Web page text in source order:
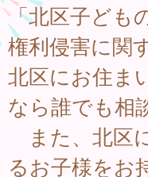
「北区子ども
権利侵害に関
北区にお住ま
なら誰でも相
また、北区
るお子様をお